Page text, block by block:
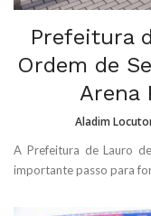
Prefeitura
Ordem de
Arena
Aladim
A Prefeitura de Lauro
importante passo para